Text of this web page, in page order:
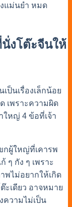
งแม่นยำ หมด
งโต๊ะจีนให้
เป็นเรื่องเล็กน้อย
เพราะความผิด
หญ่ 4 ข้อที่เจ้า
กผู้ใหญ่ที่เคารพ
ๆ กัง ๆ เพราะ
พไม่อยากให้เกิด
ะเดียว อาจหมาย
ความไม่เป็น